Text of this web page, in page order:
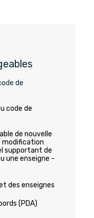
de
code de
de nouvelle
supportant de
une enseigne -
des enseignes
(PDA)